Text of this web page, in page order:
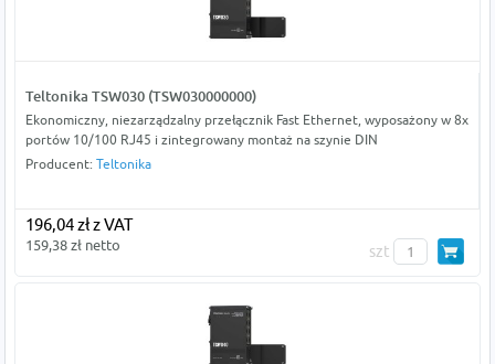
Teltonika TSW030 (TSW030000000)
Ekonomiczny, niezarządzalny przełącznik Fast Ethernet, wyposażony w 8x
portów 10/100 RJ45 i zintegrowany montaż na szynie DIN
Producent: Teltonika
196,04 zł z VAT
159,38 zł netto szt